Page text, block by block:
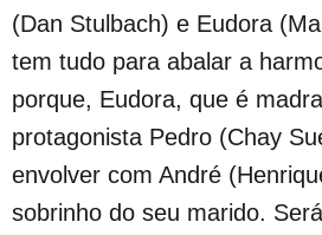
(Dan Stulbach) e Eudora
tem tudo para abalar a
porque, Eudora, que é
protagonista Pedro (Chay
envolver com André
sobrinho do seu marido.